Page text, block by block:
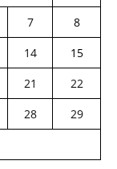
7
8
14
15
21
22
28
29